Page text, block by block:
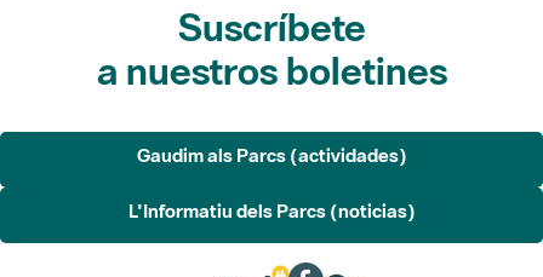
Suscríbete
a nuestros boletines
Gaudim als Parcs (actividades)
L'Informatiu dels Parcs (noticias)